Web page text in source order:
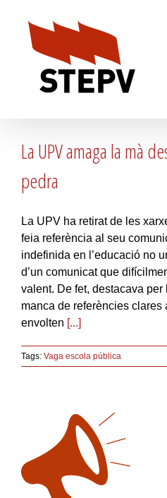
content
La UPV amaga la mà
pedra
La UPV ha retirat de les
feia referència al seu
indefinida en l’educació no
d’un comunicat que
valent. De fet, destacava
manca de referències
envolten [...]
Tags: Vaga escola pública